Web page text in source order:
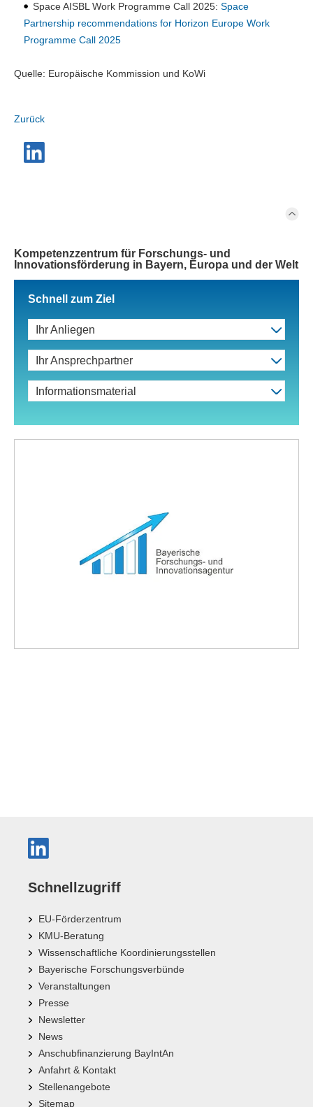
Space AISBL Work Programme Call 2025: Space
Partnership recommendations for Horizon Europe Work
Programme Call 2025
Quelle: Europäische Kommission und KoWi
Zurück
Kompetenzzentrum für Forschungs- und
Innovationsförderung in Bayern, Europa und der Welt
Schnell zum Ziel
Ihr Anliegen
Ihr Ansprechpartner
Informationsmaterial
Schnellzugriff
EU-Förderzentrum
KMU-Beratung
Wissenschaftliche Koordinierungsstellen
Bayerische Forschungsverbünde
Veranstaltungen
Presse
Newsletter
News
Anschubfinanzierung BayIntAn
Anfahrt & Kontakt
Stellenangebote
Sitemap